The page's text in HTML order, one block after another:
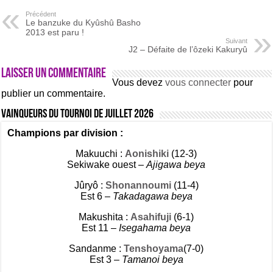
Précédent
Le banzuke du Kyûshû Basho
2013 est paru !
Suivant
J2 – Défaite de l’ôzeki Kakuryû
Laisser un commentaire
Vous devezvous connecter pour
publier un commentaire.
Vainqueurs du tournoi de Juillet 2026
Champions par division :
Makuuchi :Aonishiki (12-3)
Sekiwake ouest –Ajigawa beya
Jûryô : Shonannoumi (11-4)
Est 6 – Takadagawa beya
Makushita :Asahifuji (6-1)
Est 11 –Isegahama beya
Sandanme :Tenshoyama(7-0)
Est 3 – Tamanoi beya